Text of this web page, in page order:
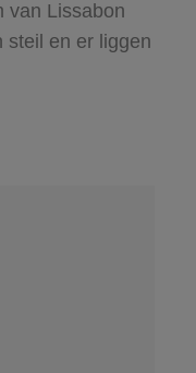
van Lissabon
steil en er liggen